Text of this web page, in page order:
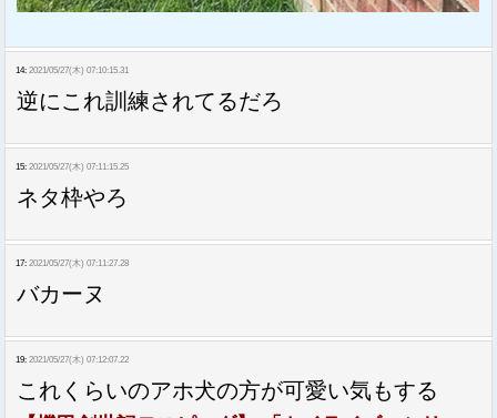
14: 2021/05/27(木) 07:10:15.31
逆にこれ訓練されてるだろ
15: 2021/05/27(木) 07:11:15.25
ネタ枠やろ
17: 2021/05/27(木) 07:11:27.28
バカーヌ
19: 2021/05/27(木) 07:12:07.22
これくらいのアホ犬の方が可愛い気もする